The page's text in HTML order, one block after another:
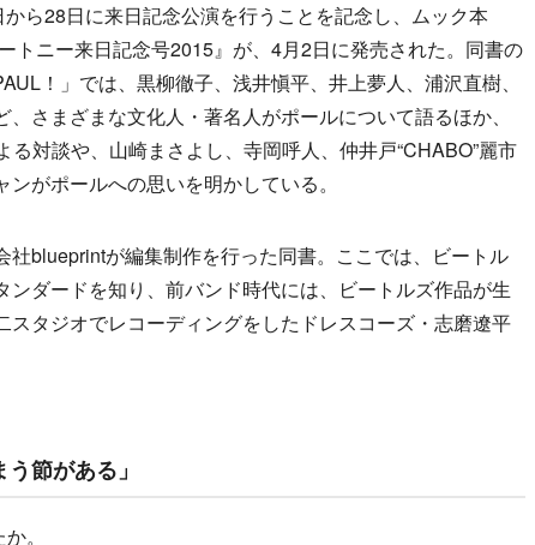
ら28日に来日記念公演を行うことを記念し、ムック本
トニー来日記念号2015』が、4月2日に発売された。同書の
！」では、黒柳徹子、浅井愼平、井上夢人、浦沢直樹、
さまざまな文化人・著名人がポールについて語るほか、
る対談や、山崎まさよし、寺岡呼人、仲井戸“CHABO”麗市
がポールへの思いを明かしている。
blueprintが編集制作を行った同書。ここでは、ビートル
ンダードを知り、前バンド時代には、ビートルズ作品が生
スタジオでレコーディングをしたドレスコーズ・志磨遼平
節がある」
。